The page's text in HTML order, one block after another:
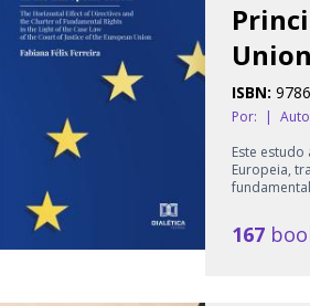
Union
ISBN:
Por: |
Este
Europeia,
167